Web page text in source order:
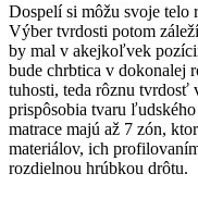
Dospelí si môžu svoje telo
Výber tvrdosti potom
by mal v akejkoľvek
bude chrbtica v dokonalej
tuhosti, teda rôznu tvrdosť
prispôsobia tvaru
matrace majú až 7 zón,
materiálov, ich
rozdielnou hrúbkou drôtu.